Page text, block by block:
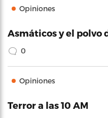
Opiniones
Asmáticos y el polvo
0
Opiniones
Terror a las 10 AM